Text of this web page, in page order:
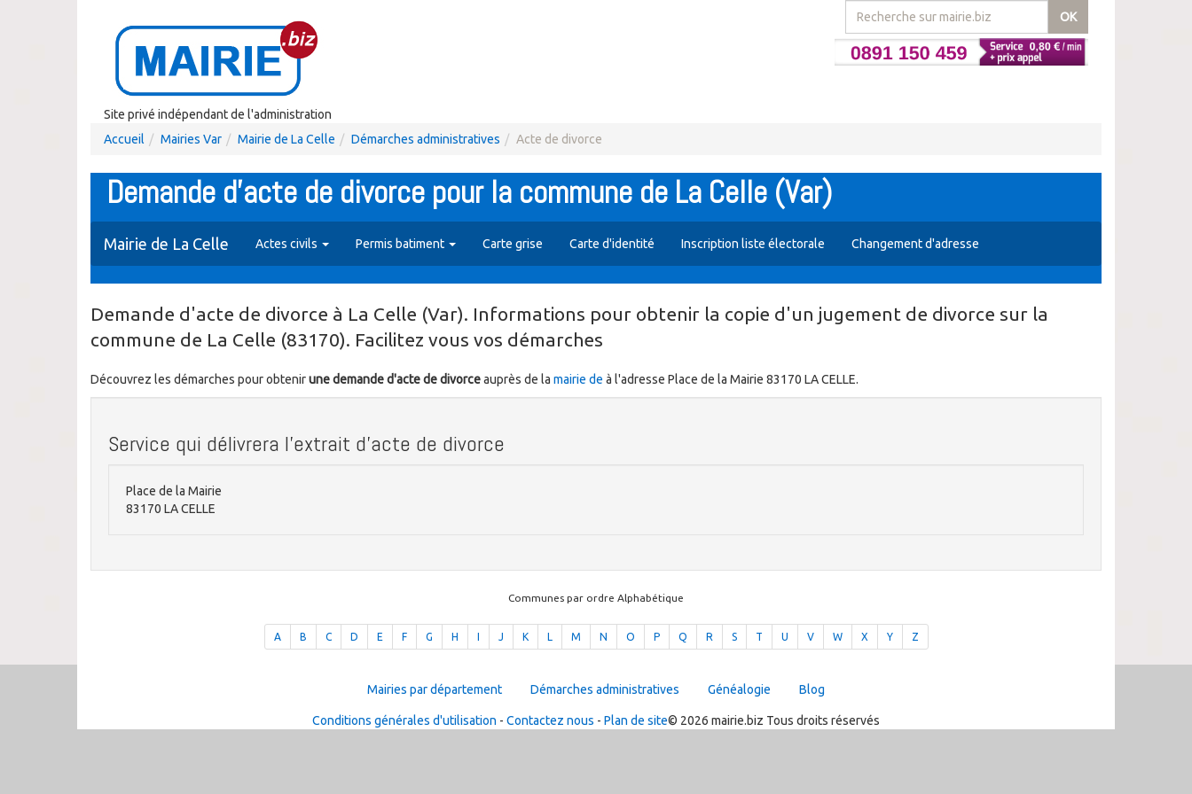
OK
Site privé indépendant de l'administration
Accueil
Mairies Var Mairie de La Celle Démarches administratives Acte de divorce
Demande d'acte de divorce pour la commune de La Celle (Var)
Mairie de La Celle Actes civils Permis batiment Carte grise Carte d'identité Inscription liste électorale Changement d'adresse
Demande d'acte de divorce à La Celle (Var). Informations pour obtenir la copie d'un jugement de divorce sur la
commune de La Celle (83170). Facilitez vous vos démarches
Découvrez les démarches pour obtenirune demande d'acte de divorceauprès de la mairie de à l'adresse Place de la Mairie 83170 LA CELLE.
Service qui délivrera l'extrait d'acte de divorce
Place de la Mairie
83170 LA CELLE
Communes par ordre Alphabétique
A B C D E F G H I J K L M N O P Q R S T U V W X Y Z
Mairies par département Démarches administratives Généalogie Blog
Conditions générales d'utilisation - Contactez nous - Plan de site© 2026 mairie.biz Tous droits réservés